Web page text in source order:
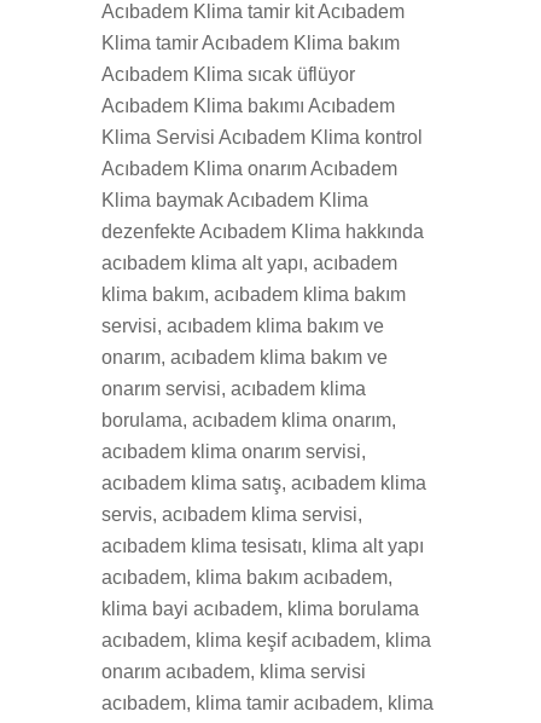
Acıbadem Klima tamir kit Acıbadem
Klima tamir Acıbadem Klima bakım
Acıbadem Klima sıcak üflüyor
Acıbadem Klima bakımı Acıbadem
Klima Servisi Acıbadem Klima kontrol
Acıbadem Klima onarım Acıbadem
Klima baymak Acıbadem Klima
dezenfekte Acıbadem Klima hakkında
acıbadem klima alt yapı, acıbadem
klima bakım, acıbadem klima bakım
servisi, acıbadem klima bakım ve
onarım, acıbadem klima bakım ve
onarım servisi, acıbadem klima
borulama, acıbadem klima onarım,
acıbadem klima onarım servisi,
acıbadem klima satış, acıbadem klima
servis, acıbadem klima servisi,
acıbadem klima tesisatı, klima alt yapı
acıbadem, klima bakım acıbadem,
klima bayi acıbadem, klima borulama
acıbadem, klima keşif acıbadem, klima
onarım acıbadem, klima servisi
acıbadem, klima tamir acıbadem, klima